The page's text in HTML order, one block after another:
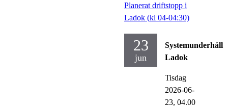
Planerat driftstopp i
Ladok (kl 04-04:30)
23
jun
Systemunderhåll
Ladok
Tisdag
2026-06-
23, 04.00